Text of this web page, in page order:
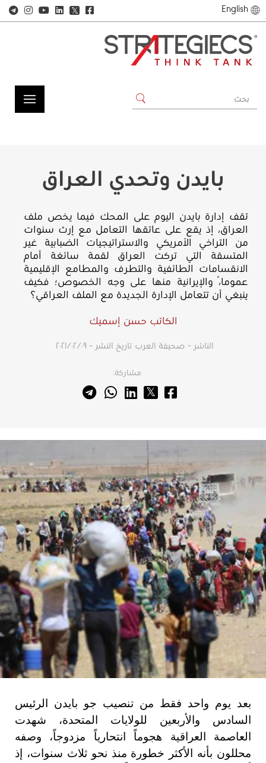
English
𝕏
بايدن وتحدي العراق
تقف إدارة بايدن اليوم على المحك فيما يخص ملف
العراق، إذ يقع على عاتقها التعامل مع إرث سنوات
من التراخي الأمريكي والاستراتيجيات الضبابية غير
المتسقة التي تركت العراق لقمة سائغة أمام
الانقسامات الطائفية والتطرف والمطامع الإقليمية
عموماً، والإيرانية منها على وجه الخصوص؛ فكيف
ينبغي أن تتعامل الإدارة الجديدة مع الملف العراقي؟
الكاتب حسن إسميك
الناشر – صحيفة العرب تاريخ النشر – ٠٩‏/٠٢‏/٢٠٢١
مشاركة:
بعد يوم واحد فقط من تنصيب جو بايدن الرئيس
السادس والأربعين للولايات المتحدة، شهدت
العاصمة العراقية هجوماً انتحارياً مزدوجاً، وصفه
محللون بأنه الأكثر خطورة منذ نحو ثلاث سنوات، إذ